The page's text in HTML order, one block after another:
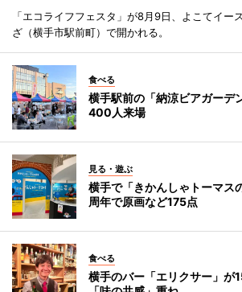
「エコライフフェスタ」が8月9日、よこてイー
ざ（横手市駅前町）で開かれる。
食べる
横手駅前の「納涼ビアガー
400人来場
見る・遊ぶ
横手で「きかんしゃトーマ
周年で原画など175点
食べる
横手のバー「エリクサー」